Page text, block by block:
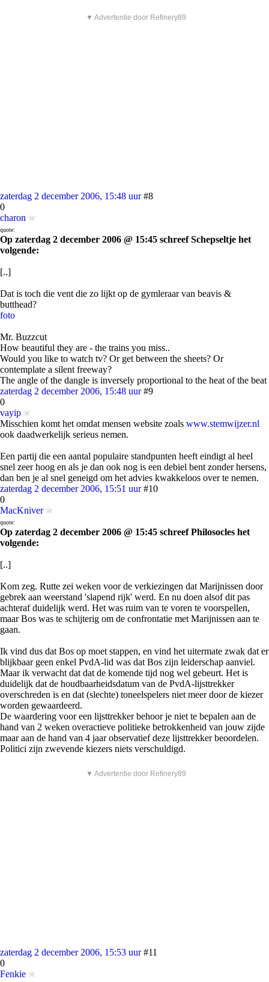
▼ Advertentie door Refinery89
zaterdag 2 december 2006, 15:48 uur #8
0
charon
quote:
Op zaterdag 2 december 2006 @ 15:45 schreef Schepseltje het
volgende:
[..]
Dat is toch die vent die zo lijkt op de gymleraar van beavis &
butthead?
foto
Mr. Buzzcut
How beautiful they are - the trains you miss..
Would you like to watch tv? Or get between the sheets? Or
contemplate a silent freeway?
The angle of the dangle is inversely proportional to the heat of the beat
zaterdag 2 december 2006, 15:48 uur #9
0
vayip
Misschien komt het omdat mensen website zoals www.stemwijzer.nl
ook daadwerkelijk serieus nemen.
Een partij die een aantal populaire standpunten heeft eindigt al heel
snel zeer hoog en als je dan ook nog is een debiel bent zonder hersens,
dan ben je al snel geneigd om het advies kwakkeloos over te nemen.
zaterdag 2 december 2006, 15:51 uur #10
0
MacKniver
quote:
Op zaterdag 2 december 2006 @ 15:45 schreef Philosocles het
volgende:
[..]
Kom zeg. Rutte zei weken voor de verkiezingen dat Marijnissen door
gebrek aan weerstand 'slapend rijk' werd. En nu doen alsof dit pas
achteraf duidelijk werd. Het was ruim van te voren te voorspellen,
maar Bos was te schijterig om de confrontatie met Marijnissen aan te
gaan.
Ik vind dus dat Bos op moet stappen, en vind het uitermate zwak dat er
blijkbaar geen enkel PvdA-lid was dat Bos zijn leiderschap aanviel.
Maar ik verwacht dat dat de komende tijd nog wel gebeurt. Het is
duidelijk dat de houdbaarheidsdatum van de PvdA-lijsttrekker
overschreden is en dat (slechte) toneelspelers niet meer door de kiezer
worden gewaardeerd.
De waardering voor een lijsttrekker behoor je niet te bepalen aan de
hand van 2 weken overactieve politieke betrokkenheid van jouw zijde
maar aan de hand van 4 jaar observatief deze lijsttrekker beoordelen.
Politici zijn zwevende kiezers niets verschuldigd.
▼ Advertentie door Refinery89
zaterdag 2 december 2006, 15:53 uur #11
0
Fenkie